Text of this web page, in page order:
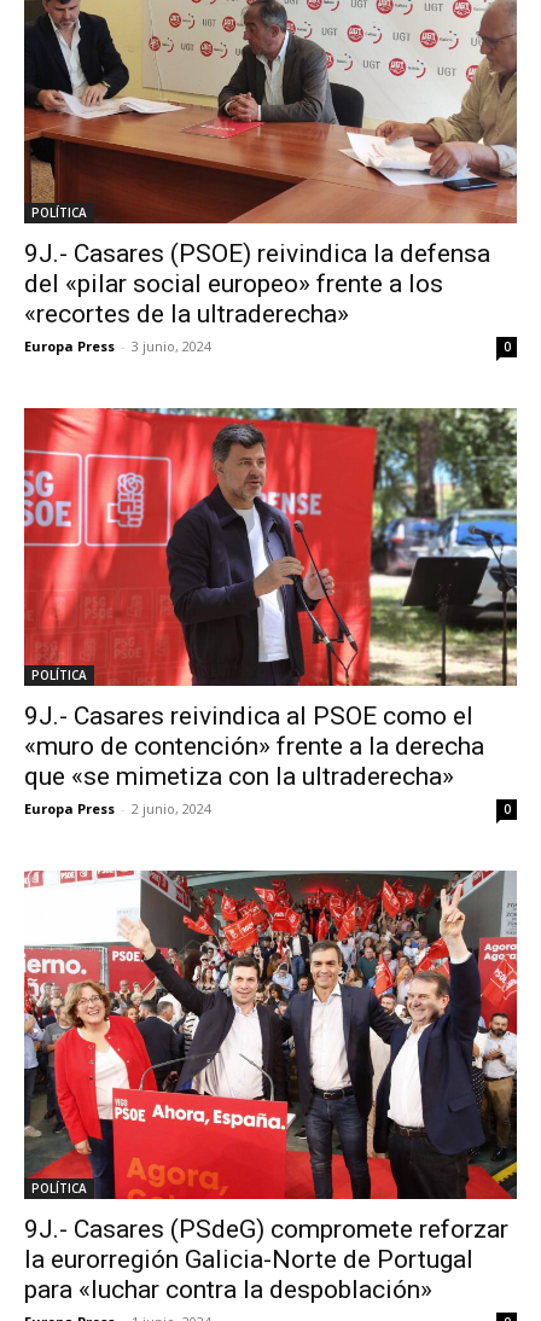
POLÍTICA
9J.- Casares (PSOE) reivindica la defensa
del «pilar social europeo» frente a los
«recortes de la ultraderecha»
Europa Press - 3 junio, 2024 0
POLÍTICA
9J.- Casares reivindica al PSOE como el
«muro de contención» frente a la derecha
que «se mimetiza con la ultraderecha»
Europa Press - 2 junio, 2024 0
POLÍTICA
9J.- Casares (PSdeG) compromete reforzar
la eurorregión Galicia-Norte de Portugal
para «luchar contra la despoblación»